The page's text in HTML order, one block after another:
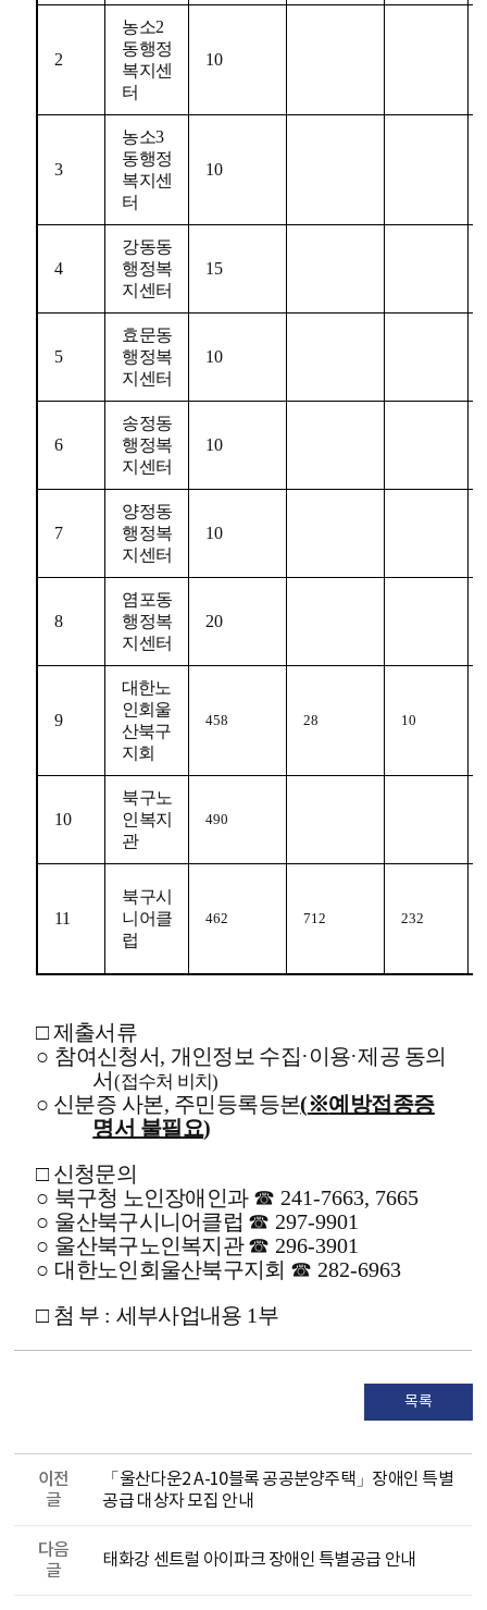
2
농소2
동행정
복지센
터
10
3
농소3
동행정
복지센
터
10
4
강동동
행정복
지센터
15
5
효문동
행정복
지센터
10
6
송정동
행정복
지센터
10
7
양정동
행정복
지센터
10
8
염포동
행정복
지센터
20
9
대한노
인회울
산북구
지회
458 28 10
10
북구노
인복지
관
490
11
북구시
니어클
럽
462 712 232
□제출서류
○ 참여신청서, 개인정보 수집·이용·제공 동의
서 (접수처 비치)
○ 신분증 사본, 주민등록등본(※예방접종증
명서 불필요)
□ 신청문의
○ 북구청 노인장애인과 ☎ 241-7663, 7665
○ 울산북구시니어클럽 ☎ 297-9901
○ 울산북구노인복지관☎ 296-3901
○ 대한노인회울산북구지회 ☎ 282-6963
□ 첨 부 : 세부사업내용 1부
목록
이전
글
「울산다운2 A-10블록 공공분양주택」장애인 특별
공급 대상자 모집 안내
다음
글
태화강 센트럴 아이파크 장애인 특별공급 안내